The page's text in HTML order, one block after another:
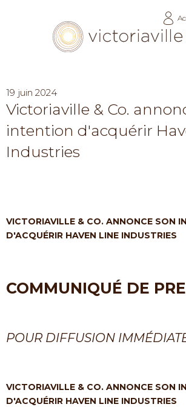
19 juin 2024
Victoriaville & Co.
intention d'acquérir
Industries
VICTORIAVILLE & CO. ANNONCE SON
D'ACQUÉRIR HAVEN LINE INDUSTRIES
COMMUNIQUÉ DE
POUR DIFFUSION
VICTORIAVILLE & CO. ANNONCE SON
D'ACQUÉRIR HAVEN LINE INDUSTRIES